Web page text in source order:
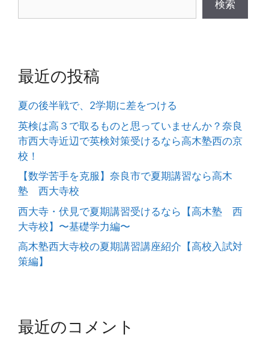
検索
最近の投稿
夏の後半戦で、2学期に差をつける
英検は高３で取るものと思っていませんか？奈良
市西大寺近辺で英検対策受けるなら高木塾西の京
校！
【数学苦手を克服】奈良市で夏期講習なら高木
塾 西大寺校
西大寺・伏見で夏期講習受けるなら【高木塾 西
大寺校】〜基礎学力編〜
高木塾西大寺校の夏期講習講座紹介【高校入試対
策編】
最近のコメント